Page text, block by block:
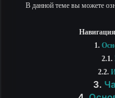
В данной теме вы можете
1.
2.1.
2.2.
3.